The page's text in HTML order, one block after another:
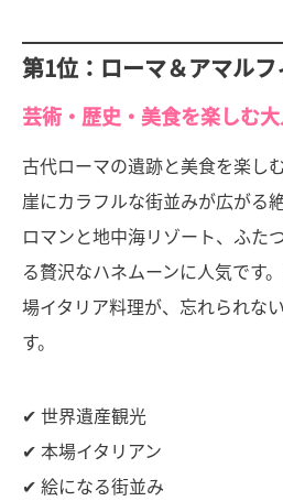
第1位：ローマ＆アマルフ
芸術・歴史・美食を楽しむ大
古代ローマの遺跡と美食を楽し
崖にカラフルな街並みが広がる
ロマンと地中海リゾート、ふた
る贅沢なハネムーンに人気です
場イタリア料理が、忘れられな
す。
✔ 世界遺産観光
✔ 本場イタリアン
✔ 絵になる街並み